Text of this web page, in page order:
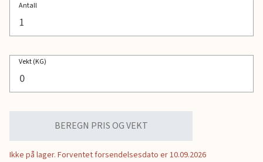
Antall
Vekt (KG)
BEREGN PRIS OG VEKT
Ikke på lager. Forventet forsendelsesdato er 10.09.2026